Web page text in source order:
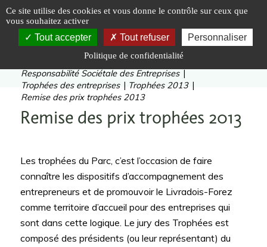
Accueil | Inventer | Entreprises
Responsabilité Sociétale des Entreprises |
Trophées des entreprises | Trophées 2013 |
Remise des prix trophées 2013
Remise des prix trophées 2013
Les trophées du Parc, c’est l’occasion de faire
connaître les dispositifs d’accompagnement des
entrepreneurs et de promouvoir le Livradois-Forez
comme territoire d’accueil pour des entreprises qui
sont dans cette logique. Le jury des Trophées est
composé des présidents (ou leur représentant) du
Panneau de gestion des cookies
Ce site utilise des cookies et vous donne le contrôle sur ceux que
vous souhaitez activer
Tout accepter Tout refuser Personnaliser
Politique de confidentialité